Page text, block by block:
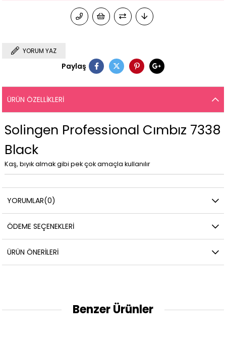
YORUM YAZ
Paylaş
ÜRÜN ÖZELLIKLERI
Solingen Professional Cımbız 7338
Black
Kaş, bıyık almak gibi pek çok amaçla kullanılır
YORUMLAR(0)
ÖDEME SEÇENEKLERI
ÜRÜN ÖNERILERI
Benzer Ürünler